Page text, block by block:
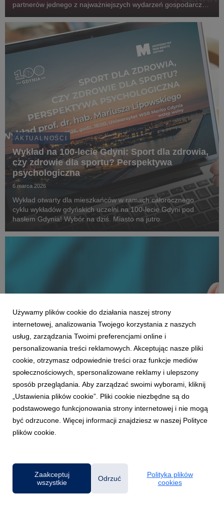
partnerów jednego z najważniejszych wydarzeń gospodarczo-
AKTUALNOŚCI
Wykład na 100-lecie Gdyni: Sport dla zdrowia,
czy zdrowie dla sportu? Perspektywa
psychologiczna
6 marca 2026
Wykład otwarty dla mieszkańców w ramach całorocznego
cyklu wykładów gdyńskich uczelni na 100-lecie Gdyni pod
hasłem Gdynia! Wybór na dziś. Miasto na jutro.
AKTUALNOŚCI
Ekspert: Opłacalność inwestycji w praktyce:
na co naprawdę trzeba zwrócić uwagę
3 lutego 2026
Decyzje inwestycyjne nie zapadają wyłącznie na podstawie
prognoz przychodów i kosztów. Aby rzetelnie ocenić
opłacalność projektu, trzeba uwzględnić także wpływ
Używamy plików cookie do działania naszej strony
internetowej, analizowania Twojego korzystania z naszych
usług, zarządzania Twoimi preferencjami online i
personalizowania treści reklamowych. Akceptując nasze pliki
cookie, otrzymasz odpowiednie treści oraz funkcje mediów
społecznościowych, spersonalizowane reklamy i ulepszony
sposób przeglądania. Aby zarządzać swoimi wyborami, kliknij
„Ustawienia plików cookie”. Pliki cookie niezbędne są do
podstawowego funkcjonowania strony internetowej i nie mogą
być odrzucone. Więcej informacji znajdziesz w naszej Polityce
plików cookie.
Zaakceptuj
wszystkie
Odrzuć
Polityka plików
cookies